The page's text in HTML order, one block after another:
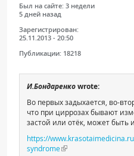
Был на сайте: 3 недели
5 дней назад
Зарегистрирован:
25.11.2013 - 20:50
Публикации: 18218
И.Бондаренкоwrote:
Во первых задыхается, во-
что при циррозах бывают
застой или отёк, может быть
https://
syndrome